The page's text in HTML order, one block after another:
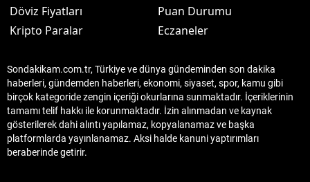
Döviz Fiyatları
Kripto Paralar
Puan Durumu
Eczaneler
Sondakikam.com.tr, Türkiye ve dünya gündeminden son dakika
haberleri, gündemden haberleri, ekonomi, siyaset, spor, kamu gibi
birçok kategoride zengin içeriği okurlarına sunmaktadır. İçeriklerinin
tamamı telif hakkı ile korunmaktadır. İzin alınmadan ve kaynak
gösterilerek dahi alıntı yapılamaz, kopyalanamaz ve başka
platformlarda yayınlanamaz. Aksi halde kanuni yaptırımları
beraberinde getirir.